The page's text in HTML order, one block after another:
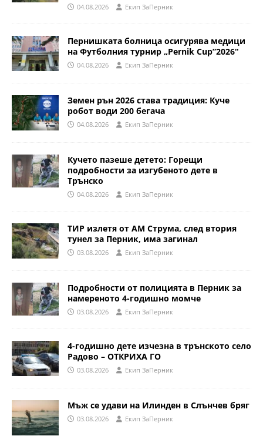
04.08.2026 Eкип ЗаПерник
Пернишката болница осигурява медици
на Футболния турнир „Pernik Cup”2026“
04.08.2026 Eкип ЗаПерник
Земен рън 2026 става традиция: Куче
робот води 200 бегача
04.08.2026 Eкип ЗаПерник
Кучето пазеше детето: Горещи
подробности за изгубеното дете в
Трънско
04.08.2026 Eкип ЗаПерник
ТИР излетя от АМ Струма, след втория
тунел за Перник, има загинал
03.08.2026 Eкип ЗаПерник
Подробности от полицията в Перник за
намереното 4-годишно момче
03.08.2026 Eкип ЗаПерник
4-годишно дете изчезна в трънското село
Радово – ОТКРИХА ГО
03.08.2026 Eкип ЗаПерник
Мъж се удави на Илинден в Слънчев бряг
03.08.2026 Eкип ЗаПерник